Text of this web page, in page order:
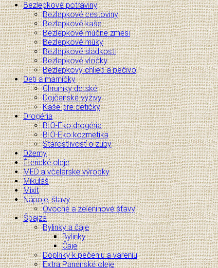
Bezlepkové potraviny
Bezlepkové cestoviny
Bezlepkové kaše
Bezlepkové múčne zmesi
Bezlepkové múky
Bezlepkové sladkosti
Bezlepkové vločky
Bezlepkový chlieb a pečivo
Deti a mamičky
Chrumky detské
Dojčenské výživy
Kaše pre detičky
Drogéria
BIO-Eko drogéria
BIO-Eko kozmetika
Starostlivosť o zuby
Džemy
Éterické oleje
MED a včelárske výrobky
Mikuláš
Mixit
Nápoje, štavy
Ovocné a zeleninové šťavy
Špajza
Bylinky a čaje
Bylinky
Čaje
Doplnky k pečeniu a vareniu
Extra Panenské oleje